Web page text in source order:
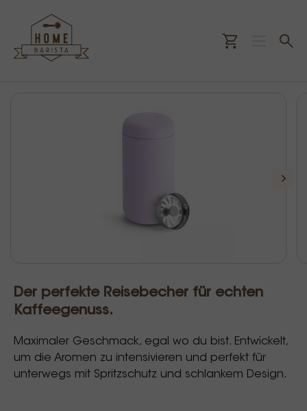
Der perfekte Reisebecher für echten
Kaffeegenuss.
Maximaler Geschmack, egal wo du bist. Entwickelt,
um die Aromen zu intensivieren und perfekt für
unterwegs mit Spritzschutz und schlankem Design.